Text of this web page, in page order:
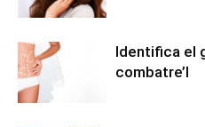
Identifica el
combatre’l